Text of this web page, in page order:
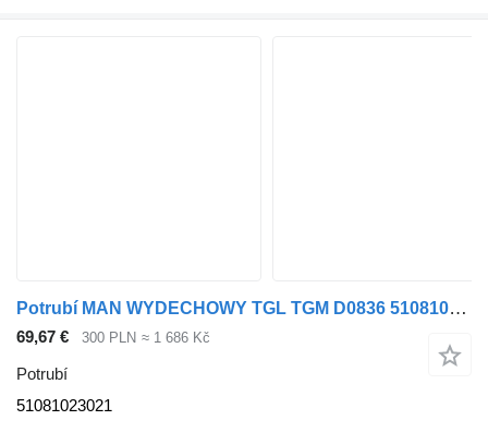
Potrubí MAN WYDECHOWY TGL TGM D0836 51081023021 pro tahače MAN TGL TGM
69,67 € 300 PLN ≈ 1 686 Kč
Potrubí
51081023021